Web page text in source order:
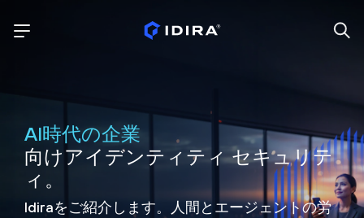
AI時代の企業
向けアイデンティティ セキュリテ
ィ。
Idiraをご紹介します。人間とエージェントの労